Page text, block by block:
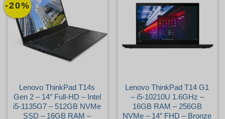
-20%
Lenovo ThinkPad T14s
Gen 2 – 14″ Full-HD – Intel
i5-1135G7 – 512GB NVMe
SSD – 16GB RAM –
Lenovo ThinkPad T14 G1
– i5-10210U 1.6GHz –
16GB RAM – 256GB
NVMe – 14″ FHD – Bronze